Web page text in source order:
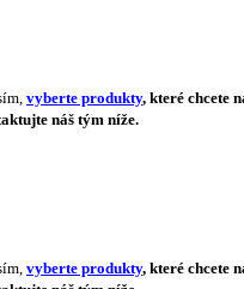
vyberte produkty, které chcete
náš tým níže.
vyberte produkty, které chcete